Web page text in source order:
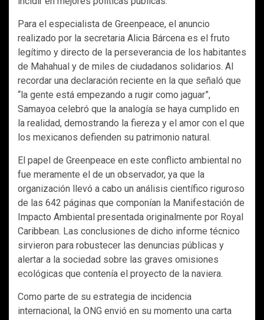
Para el especialista de Greenpeace, el anuncio
realizado por la secretaria Alicia Bárcena es el fruto
legítimo y directo de la perseverancia de los habitantes
de Mahahual y de miles de ciudadanos solidarios. Al
recordar una declaración reciente en la que señaló que
“la gente está empezando a rugir como jaguar”,
Samayoa celebró que la analogía se haya cumplido en
la realidad, demostrando la fiereza y el amor con el que
los mexicanos defienden su patrimonio natural.
El papel de Greenpeace en este conflicto ambiental no
fue meramente el de un observador, ya que la
organización llevó a cabo un análisis científico riguroso
de las 642 páginas que componían la Manifestación de
Impacto Ambiental presentada originalmente por Royal
Caribbean. Las conclusiones de dicho informe técnico
sirvieron para robustecer las denuncias públicas y
alertar a la sociedad sobre las graves omisiones
ecológicas que contenía el proyecto de la naviera.
Como parte de su estrategia de incidencia
internacional, la ONG envió en su momento una carta